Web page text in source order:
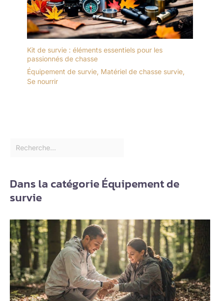
Kit de survie : éléments essentiels pour les
passionnés de chasse
Équipement de survie, Matériel de chasse survie,
Se nourrir
Dans la catégorie Équipement de
survie